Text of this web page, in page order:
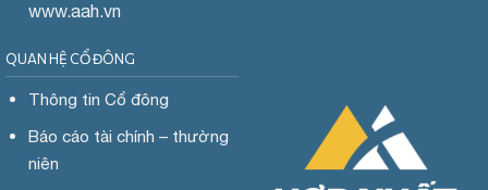
www.aah.vn
QUAN HỆ CỔ ĐÔNG
Thông tin Cổ đông
Báo cáo tài chính – thường
niên